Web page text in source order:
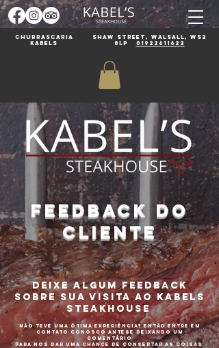
Churrascaria
Kabels
Shaw Street, Walsall, WS2
8LP 01922611622
FEEDBACK DO
CLIENTE
deixe algum feedback
sobre sua visita ao Kabels
Steakhouse
Não teve uma ótima experiência? Então entre em
contato conosco antese deixando um
comentário
para nos dar uma chance de consertar as coisas